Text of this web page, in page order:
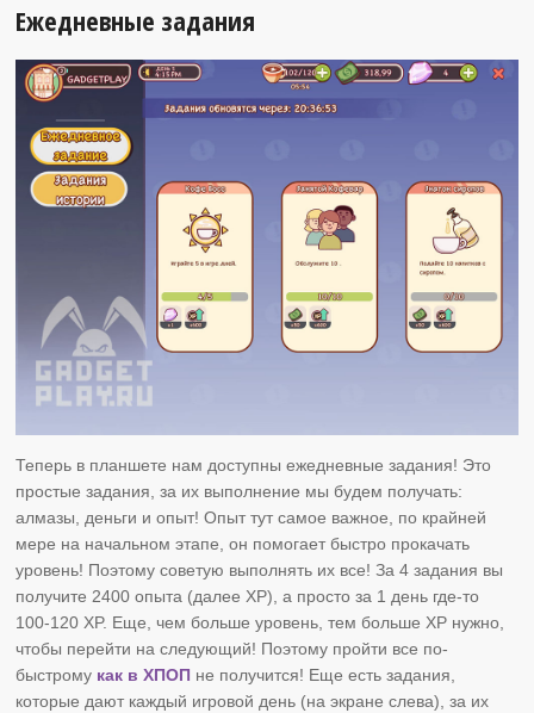
Ежедневные задания
Теперь в планшете нам доступны ежедневные задания! Это
простые задания, за их выполнение мы будем получать:
алмазы, деньги и опыт! Опыт тут самое важное, по крайней
мере на начальном этапе, он помогает быстро прокачать
уровень! Поэтому советую выполнять их все! За 4 задания вы
получите 2400 опыта (далее XP), а просто за 1 день где-то
100-120 XP. Еще, чем больше уровень, тем больше XP нужно,
чтобы перейти на следующий! Поэтому пройти все по-
быстрому как в ХПОП не получится! Еще есть задания,
которые дают каждый игровой день (на экране слева), за их